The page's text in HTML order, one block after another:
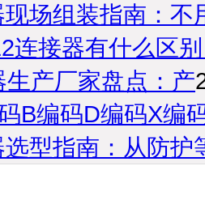
场组装指南：不
连接器有什么区
生产厂家盘点：产
B编码D编码X编
型指南：从防护